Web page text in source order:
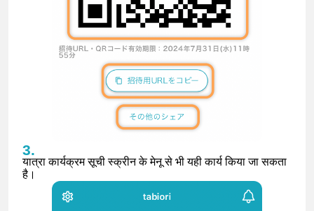
यात्रा कार्यक्रम सूची स्क्रीन के मेनू से भी यही कार्य किया जा सकता
है।